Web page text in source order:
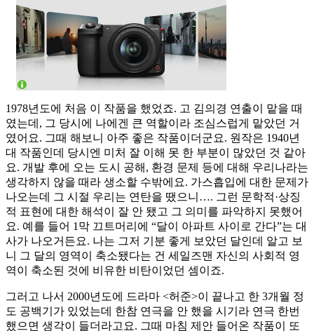
1978년도에 처음 이 작품을 했었죠. 고 김의경 연출이 맡을 때
였는데, 그 당시에 나에겐 큰 역할이라 조심스럽게 맡았던 거
였어요. 그때 해보니 아주 좋은 작품이더군요. 원작은 1940년
대 작품인데 당시엔 미처 잘 이해 못 한 부분이 많았던 것 같아
요. 개발 후에 오는 도시 공해, 환경 문제 등에 대해 우리나라는
생각하지 않을 때라 생소할 수밖에요. 가스흡입에 대한 문제가
나오는데 그 시절 우리는 연탄을 땠으니…. 그런 문학적·상징
적 표현에 대한 해석이 잘 안 됐고 그 의미를 파악하지 못했어
요. 예를 들어 1막 끄트머리에 “달이 아파트 사이로 간다”는 대
사가 나오거든요. 나는 그저 기분 좋게 보았던 달인데 알고 보
니 그 달의 영역이 축소됐다는 건 세일즈맨 자신의 사회적 영
역이 축소된 것에 비유한 비탄이었던 셈이죠.
그러고 나서 2000년도에 드라마 <허준>이 끝나고 한 3개월 정
도 공백기가 있었는데 한참 연극을 안 했을 시기라 연극 한번
했으면 생각이 들더라고요. 그때 마침 제안 들어온 작품이 또